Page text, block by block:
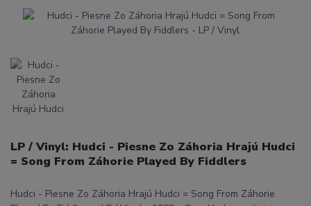
LP / Vinyl: Hudci - Piesne Zo Záhoria Hrajú Hudci
= Song From Záhorie Played By Fiddlers
Hudci - Piesne Zo Záhoria Hrajú Hudci = Song From Záhorie